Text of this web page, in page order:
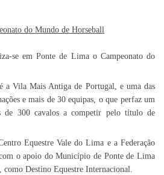
do Mundo de Horseball
se em Ponte de Lima o Campeonato do
a Vila Mais Antiga de Portugal, e uma das
e mais de 30 equipas, o que perfaz um
de 300 cavalos a competir pelo título de
Equestre Vale do Lima e a Federação
o apoio do Município de Ponte de Lima
Destino Equestre Internacional.